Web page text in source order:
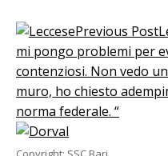
Previous Post
mi pongo problemi per
contenziosi. Non vedo
muro, ho chiesto
norma federale. “